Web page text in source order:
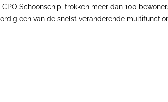
Schoonschip, trokken meer dan 100
een van de snelst veranderende